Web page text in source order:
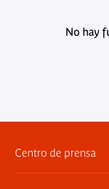
No hay
Centro de prensa